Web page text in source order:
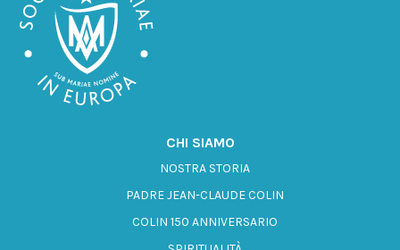
CHI SIAMO
NOSTRA STORIA
PADRE JEAN-CLAUDE COLIN
COLIN 150 ANNIVERSARIO